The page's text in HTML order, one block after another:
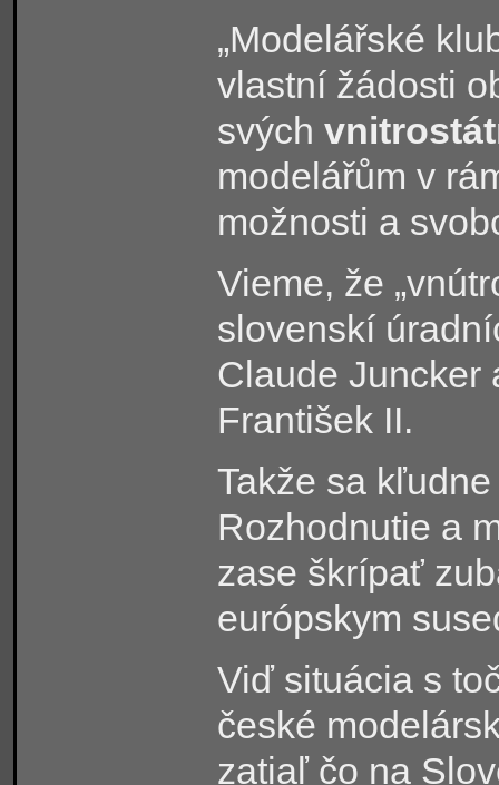
„Modelářské
vlastní žádosti
svých
modelářům v
možnosti a
Vieme, že
slovenskí
Claude Juncker
František II.
Takže sa
Rozhodnutie a
zase škrípať
európskym
Viď situácia s
české
zatiaľ čo na